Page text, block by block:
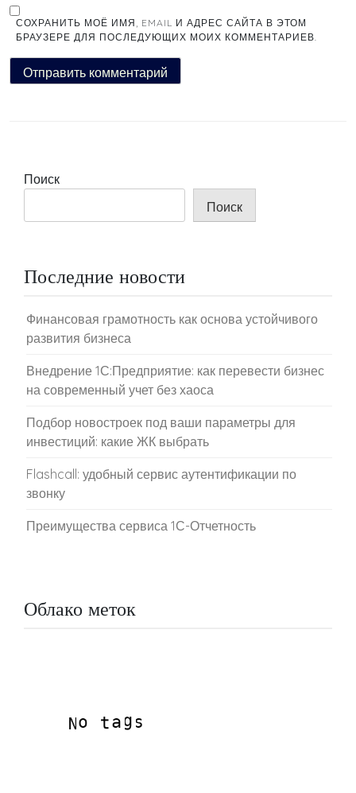
СОХРАНИТЬ МОЁ ИМЯ, EMAIL И АДРЕС САЙТА В ЭТОМ
БРАУЗЕРЕ ДЛЯ ПОСЛЕДУЮЩИХ МОИХ КОММЕНТАРИЕВ.
Поиск
Поиск
Последние новости
Финансовая грамотность как основа устойчивого
развития бизнеса
Внедрение 1С:Предприятие: как перевести бизнес
на современный учет без хаоса
Подбор новостроек под ваши параметры для
инвестиций: какие ЖК выбрать
Flashcall: удобный сервис аутентификации по
звонку
Преимущества сервиса 1С-Отчетность
Облако меток